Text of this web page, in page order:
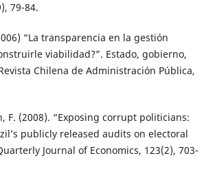
79-84.
“La transparencia en la gestión
viabilidad?”. Estado, gobierno,
Chilena de Administración Pública,
F. (2008). “Exposing corrupt politicians:
publicly released audits on electoral
Journal of Economics, 123(2), 703-